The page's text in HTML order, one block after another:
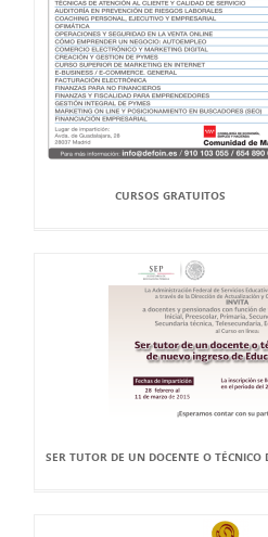
CURSOS GRATUITOS
SER TUTOR DE UN DOCENTE O TÉCNICO